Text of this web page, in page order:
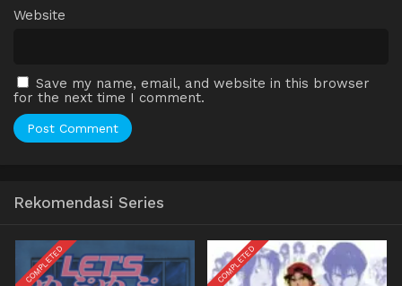
Website
Save my name, email, and website in this browser
for the next time I comment.
Rekomendasi Series
COMPLETED COMPLETED